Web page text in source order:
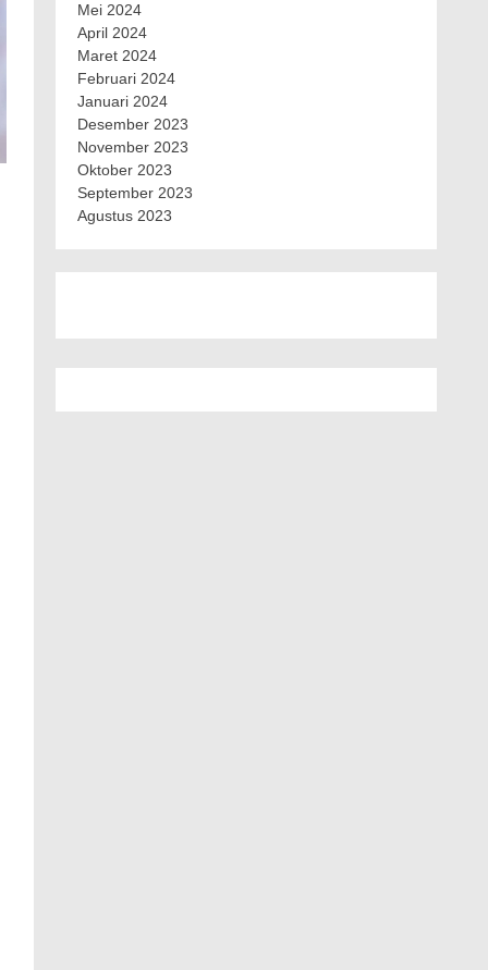
Mei 2024
April 2024
Maret 2024
Februari 2024
Januari 2024
Desember 2023
November 2023
Oktober 2023
September 2023
Agustus 2023